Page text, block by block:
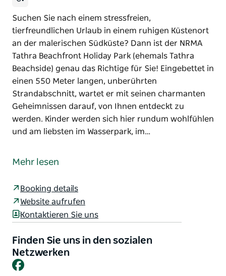
Suchen Sie nach einem stressfreien,
tierfreundlichen Urlaub in einem ruhigen Küstenort
an der malerischen Südküste? Dann ist der NRMA
Tathra Beachfront Holiday Park (ehemals Tathra
Beachside) genau das Richtige für Sie! Eingebettet in
einen 550 Meter langen, unberührten
Strandabschnitt, wartet er mit seinen charmanten
Geheimnissen darauf, von Ihnen entdeckt zu
werden. Kinder werden sich hier rundum wohlfühlen
und am liebsten im Wasserpark, im…
tierfreundlichen Urlaub in einem ruhigen Küstenort
Beachside) genau das Richtige für Sie! Eingebettet in
einen 550 Meter langen, unberührten
Strandabschnitt, wartet er mit seinen charmanten
werden.
Kinder werden sich hier rundum wohlfühlen und am
Mehr lesen
Booking details
Website aufrufen
Kontaktieren Sie uns
Finden Sie uns in den sozialen
Netzwerken
Facebook